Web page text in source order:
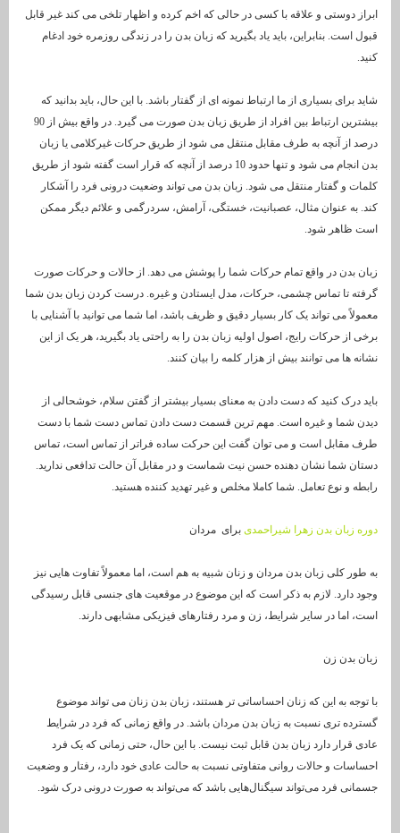
ابراز دوستی و علاقه با کسی در حالی که اخم کرده و اظهار تلخی می کند غیر قابل
قبول است. بنابراین، باید یاد بگیرید که زبان بدن را در زندگی روزمره خود ادغام
کنید.
شاید برای بسیاری از ما ارتباط نمونه ای از گفتار باشد. با این حال، باید بدانید که
بیشترین ارتباط بین افراد از طریق زبان بدن صورت می گیرد. در واقع بیش از 90
درصد از آنچه به طرف مقابل منتقل می شود از طریق حرکات غیرکلامی یا زبان
بدن انجام می شود و تنها حدود 10 درصد از آنچه که قرار است گفته شود از طریق
کلمات و گفتار منتقل می شود. زبان بدن می تواند وضعیت درونی فرد را آشکار
کند. به عنوان مثال، عصبانیت، خستگی، آرامش، سردرگمی و علائم دیگر ممکن
است ظاهر شود.
زبان بدن در واقع تمام حرکات شما را پوشش می دهد. از حالات و حرکات صورت
گرفته تا تماس چشمی، حرکات، مدل ایستادن و غیره. درست کردن زبان بدن شما
معمولاً می تواند یک کار بسیار دقیق و ظریف باشد، اما شما می توانید با آشنایی با
برخی از حرکات رایج، اصول اولیه زبان بدن را به راحتی یاد بگیرید، هر یک از این
نشانه ها می توانند بیش از هزار کلمه را بیان کنند.
باید درک کنید که دست دادن به معنای بسیار بیشتر از گفتن سلام، خوشحالی از
دیدن شما و غیره است. مهم ترین قسمت دست دادن تماس دست شما با دست
طرف مقابل است و می توان گفت این حرکت ساده فراتر از تماس است، تماس
دستان شما نشان دهنده حسن نیت شماست و در مقابل آن حالت تدافعی ندارید.
رابطه و نوع تعامل. شما کاملا مخلص و غیر تهدید کننده هستید.
دوره زبان بدن زهرا شیراحمدیبرای مردان
به طور کلی زبان بدن مردان و زنان شبیه به هم است، اما معمولاً تفاوت هایی نیز
وجود دارد. لازم به ذکر است که این موضوع در موقعیت های جنسی قابل رسیدگی
است، اما در سایر شرایط، زن و مرد رفتارهای فیزیکی مشابهی دارند.
زبان بدن زن
با توجه به این که زنان احساساتی تر هستند، زبان بدن زنان می تواند موضوع
گسترده تری نسبت به زبان بدن مردان باشد. در واقع زمانی که فرد در شرایط
عادی قرار دارد زبان بدن قابل ثبت نیست. با این حال، حتی زمانی که یک فرد
احساسات و حالات روانی متفاوتی نسبت به حالت عادی خود دارد، رفتار و وضعیت
جسمانی فرد می‌تواند سیگنال‌هایی باشد که می‌تواند به صورت درونی درک شود.